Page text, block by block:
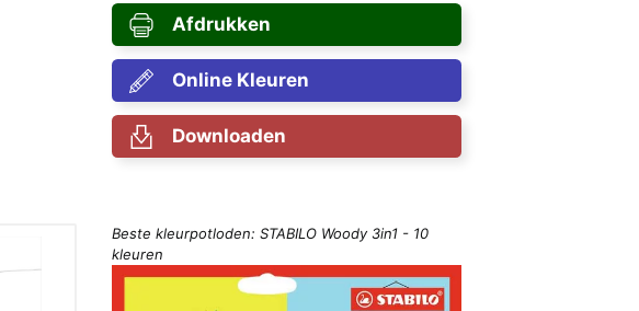
Afdrukken
Online Kleuren
Downloaden
Beste kleurpotloden: STABILO Woody 3in1 - 10
kleuren